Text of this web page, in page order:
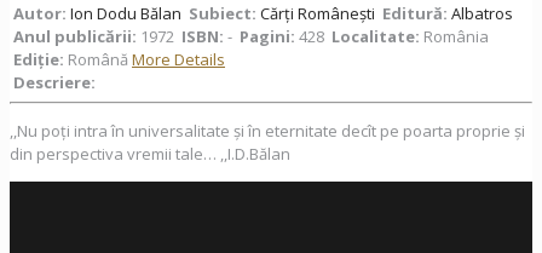
Autor: Ion Dodu Bălan Subiect: Cărți Românești Editură: Albatros
Anul publicării: 1972 ISBN: - Pagini: 428 Localitate: România
Ediţie: Română More Details
Descriere:
,,Nu poți intra în universalitate și în eternitate decît pe poarta proprie și
din perspectiva vremii tale… ,,I.D.Bălan